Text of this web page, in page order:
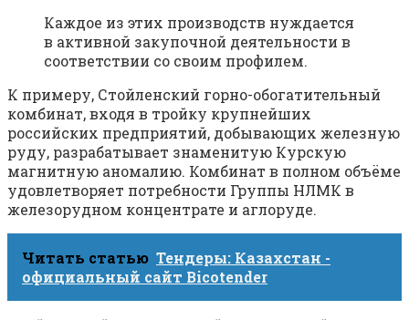
Каждое из этих производств нуждается
в активной закупочной деятельности в
соответствии со своим профилем.
К примеру, Стойленский горно-обогатительный
комбинат, входя в тройку крупнейших
российских предприятий, добывающих железную
руду, разрабатывает знаменитую Курскую
магнитную аномалию. Комбинат в полном объёме
удовлетворяет потребности Группы НЛМК в
железорудном концентрате и аглоруде.
Читать статью Тендеры: Казахстан -
официальный сайт Bicotender